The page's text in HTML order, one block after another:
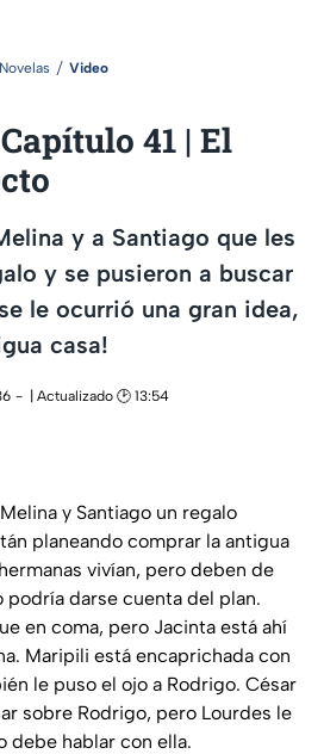
Video
41 | El
y a Santiago que les
y se pusieron a buscar
le ocurrió una gran idea,
casa!
| Actualizado 🕑 13:54
y Santiago un regalo
planeando comprar la antigua
vivían, pero deben de
darse cuenta del plan.
en coma, pero Jacinta está ahí
Maripili está encaprichada con
le puso el ojo a Rodrigo. César
sobre Rodrigo, pero Lourdes le
debe hablar con ella.